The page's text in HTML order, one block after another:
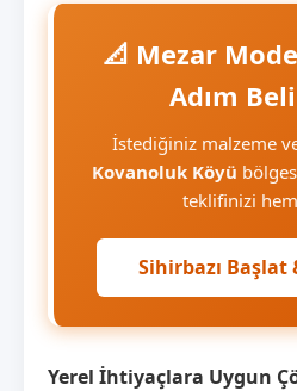
📐 Mezar
Adım
İstediğiniz malzeme
Kovanoluk Köyü
teklifinizi
Sihirbazı Başlat
Yerel İhtiyaçlara Uygun